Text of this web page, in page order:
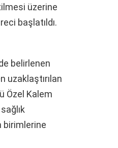
üzerine
başlatıldı.
belirlenen
uzaklaştırılan
Özel Kalem
birimlerine